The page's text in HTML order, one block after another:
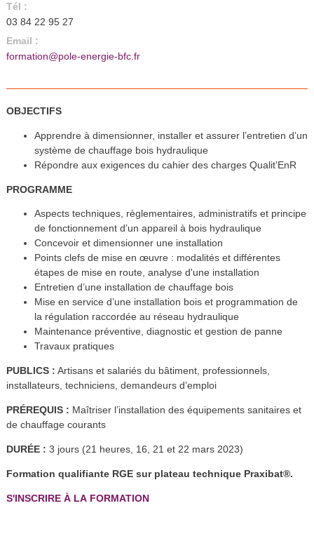
Tél :
03 84 22 95 27
Email :
formation@pole-energie-bfc.fr
OBJECTIFS
Apprendre à dimensionner, installer et assurer l’entretien d’un
système de chauffage bois hydraulique
Répondre aux exigences du cahier des charges Qualit’EnR
PROGRAMME
Aspects techniques, règlementaires, administratifs et principe
de fonctionnement d’un appareil à bois hydraulique
Concevoir et dimensionner une installation
Points clefs de mise en œuvre : modalités et différentes
étapes de mise en route, analyse d'une installation
Entretien d’une installation de chauffage bois
Mise en service d’une installation bois et programmation de
la régulation raccordée au réseau hydraulique
Maintenance préventive, diagnostic et gestion de panne
Travaux pratiques
PUBLICS : Artisans et salariés du bâtiment, professionnels,
installateurs, techniciens, demandeurs d’emploi
PRÉREQUIS : Maîtriser l’installation des équipements sanitaires et
de chauffage courants
DURÉE : 3 jours (21 heures, 16, 21 et 22 mars 2023)
Formation qualifiante RGE sur plateau technique Praxibat®.
S'INSCRIRE À LA FORMATION